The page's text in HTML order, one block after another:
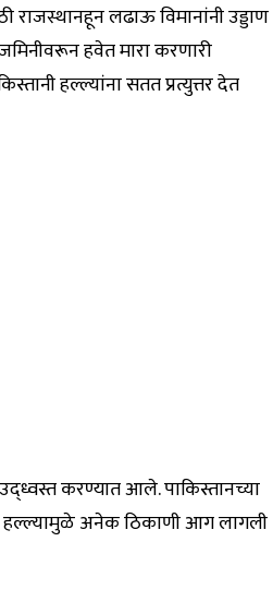
राजस्थानहून लढाऊ विमानांनी उड्डाण
हवेत मारा करणारी
हल्ल्यांना सतत प्रत्युत्तर देत
करण्यात आले. पाकिस्तानच्या
हल्ल्यामुळे अनेक ठिकाणी आग लागली